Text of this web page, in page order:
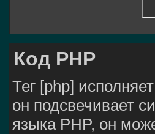
Код PHP
Тег [php]
он подсвечивает
языка PHP, он